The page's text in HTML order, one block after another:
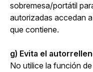
sobremesa/portátil
autorizadas accedan
que contiene.
g) Evita el
No utilice la función